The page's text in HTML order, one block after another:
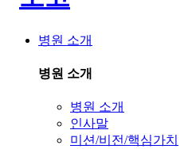
병원 소개
병원 소개
병원 소개
인사말
미션/비전/핵심가치